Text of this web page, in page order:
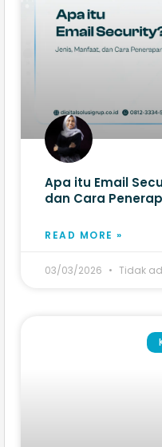
Apa itu Email
dan Cara
READ MORE »
03/03/2026 Tidak